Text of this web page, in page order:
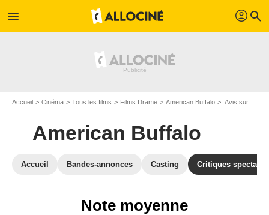
menu profil search
Accueil Cinéma Tous les films Films Drame American Buffalo Avis sur American Buffalo
American Buffalo
Accueil Bandes-annonces Casting Critiques
Note moyenne